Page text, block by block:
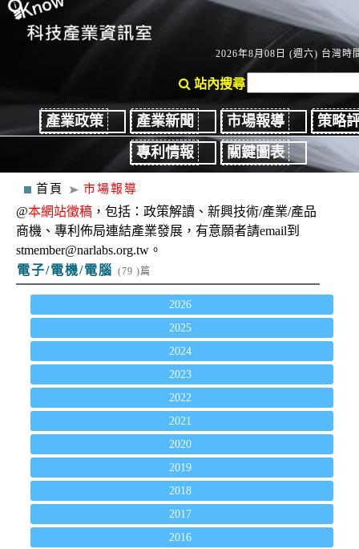
2026年8月08日 (週六) 台灣時
站內搜尋
產業政策 產業新聞 市場報導
策略
專利情報
關鍵圖表
首頁 市場報導
@本網站徵稿 ，包括：政策解讀、新興技術/產業/產品
商機、專利佈局連結產業發展，有意願者請email到
stmember@narlabs.org.tw。
電子/電機/電腦 (79 )篇
2026
2025
2024
2023
2022
2021
2020
2019
2018
2017
2016